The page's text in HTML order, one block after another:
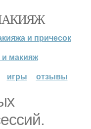
и причесок
и макияж
игры отзывы